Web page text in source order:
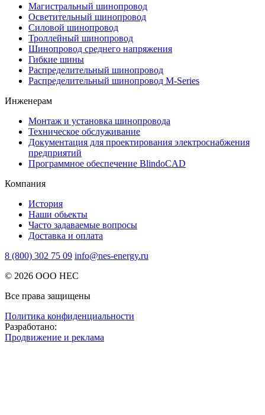
Магистральный шинопровод
Осветительный шинопровод
Силовой шинопровод
Троллейный шинопровод
Шинопровод среднего напряжения
Гибкие шины
Распределительный шинопровод
Распределительный шинопровод M-Series
Инженерам
Монтаж и установка шинопровода
Техническое обслуживание
Документация для проектирования электроснабжения
предприятий
Программное обеспечение BlindoCAD
Компания
История
Наши обьекты
Часто задаваемые вопросы
Доставка и оплата
8 (800) 302 75 09 info@nes-energy.ru
© 2026 ООО НЕС
Все права защищены
Политика конфиденциальности
Разработано:
Продвижение и реклама